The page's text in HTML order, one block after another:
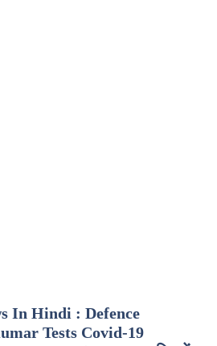
In Hindi : Defence
Tests Covid-19